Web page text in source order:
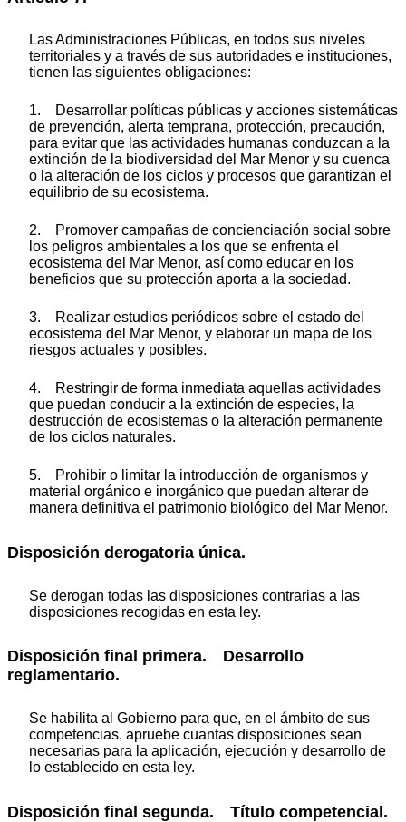
Las Administraciones Públicas, en todos sus niveles
territoriales y a través de sus autoridades e instituciones,
tienen las siguientes obligaciones:
1. Desarrollar políticas públicas y acciones sistemáticas
de prevención, alerta temprana, protección, precaución,
para evitar que las actividades humanas conduzcan a la
extinción de la biodiversidad del Mar Menor y su cuenca
o la alteración de los ciclos y procesos que garantizan el
equilibrio de su ecosistema.
2. Promover campañas de concienciación social sobre
los peligros ambientales a los que se enfrenta el
ecosistema del Mar Menor, así como educar en los
beneficios que su protección aporta a la sociedad.
3. Realizar estudios periódicos sobre el estado del
ecosistema del Mar Menor, y elaborar un mapa de los
riesgos actuales y posibles.
4. Restringir de forma inmediata aquellas actividades
que puedan conducir a la extinción de especies, la
destrucción de ecosistemas o la alteración permanente
de los ciclos naturales.
5. Prohibir o limitar la introducción de organismos y
material orgánico e inorgánico que puedan alterar de
manera definitiva el patrimonio biológico del Mar Menor.
Disposición derogatoria única.
Se derogan todas las disposiciones contrarias a las
disposiciones recogidas en esta ley.
Disposición final primera. Desarrollo
reglamentario.
Se habilita al Gobierno para que, en el ámbito de sus
competencias, apruebe cuantas disposiciones sean
necesarias para la aplicación, ejecución y desarrollo de
lo establecido en esta ley.
Disposición final segunda. Título competencial.